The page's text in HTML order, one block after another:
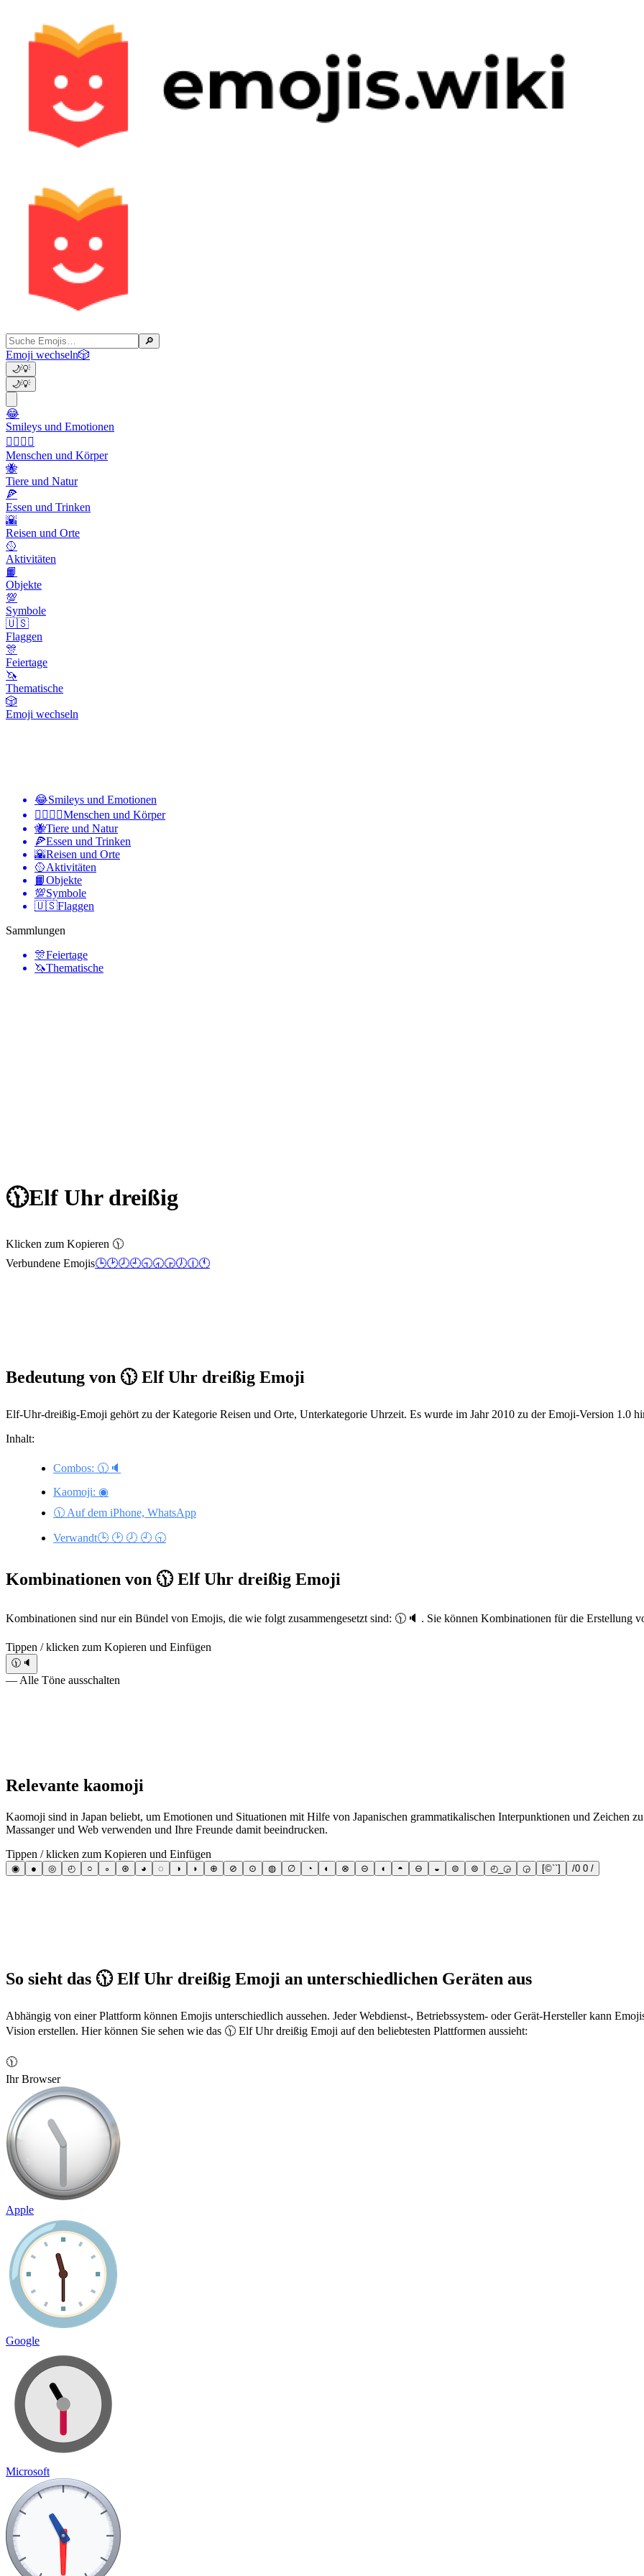
🔎
Emoji wechseln🎲
🌙💡
🌙💡
😂
Smileys und Emotionen
👩‍❤️‍💋‍👨
Menschen und Körper
🐝
Tiere und Natur
🍕
Essen und Trinken
🌇
Reisen und Orte
🥎
Aktivitäten
📙
Objekte
💯
Symbole
🇺🇸
Flaggen
🎊
Feiertage
🦄
Thematische
🎲
Emoji wechseln
😂Smileys und Emotionen
👩‍❤️‍💋‍👨Menschen und Körper
🐝Tiere und Natur
🍕Essen und Trinken
🌇Reisen und Orte
🥎Aktivitäten
📙Objekte
💯Symbole
🇺🇸Flaggen
Sammlungen
🎊Feiertage
🦄Thematische
🕦Elf Uhr dreißig
Klicken zum Kopieren 🕦
Verbundene Emojis🕒🕑🕗🕘🕤🕣🕞🕖🕧🕚
Bedeutung von 🕦 Elf Uhr dreißig Emoji
Elf-Uhr-dreißig-Emoji gehört zu der Kategorie Reisen und Orte, Unterkategorie Uhrzeit. Es wurde im Jahr 2010 zu der Emoji-Version 1.0
Inhalt:
Combos: 🕦🔈
Kaomoji: ◉
🕦 Auf dem iPhone, WhatsApp
Verwandt🕒 🕑 🕗 🕘 🕤
Kombinationen von 🕦 Elf Uhr dreißig Emoji
Kombinationen sind nur ein Bündel von Emojis, die wie folgt zusammengesetzt sind: 🕦🔈 . Sie können Kombinationen für die Erstellung
Tippen / klicken zum Kopieren und Einfügen
🕦🔈
— Alle Töne ausschalten
Relevante kaomoji
Kaomoji sind in Japan beliebt, um Emotionen und Situationen mit Hilfe von Japanischen grammatikalischen Interpunktionen und Zeichen
Massanger und Web verwenden und Ihre Freunde damit beeindrucken.
Tippen / klicken zum Kopieren und Einfügen
◉ ● ◎ ◴ ○ ∘ ⊛ ◕ ◌ ◑ ◗ ⊕ ⊘ ⊙ ◍ ∅ ◔ ◐ ⊗ ⊝ ◖ ◓ ⊖ ◒ ⊜ ⊚ ◴_◶ ◶ [©``] /0 0 /
So sieht das 🕦 Elf Uhr dreißig Emoji an unterschiedlichen Geräten aus
Abhängig von einer Plattform können Emojis unterschiedlich aussehen. Jeder Webdienst-, Betriebssystem- oder Gerät-Hersteller kann
Vision erstellen. Hier können Sie sehen wie das 🕦 Elf Uhr dreißig Emoji auf den beliebtesten Plattformen aussieht:
🕦
Ihr Browser
Apple
Google
Microsoft